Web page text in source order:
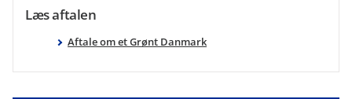
Læs aftalen
Aftale om et Grønt Danmark